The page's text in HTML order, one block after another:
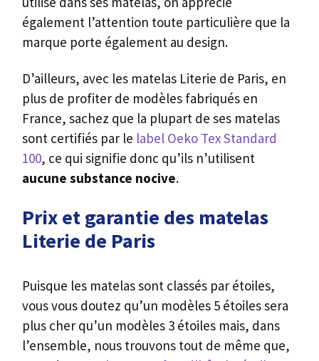
également l’attention toute particulière que la
marque porte également au design.
D’ailleurs, avec les matelas Literie de Paris, en
plus de profiter de modèles fabriqués en
France, sachez que la plupart de ses matelas
sont certifiés par le label Oeko Tex Standard
100, ce qui signifie donc qu’ils n’utilisent
aucune substance nocive.
Prix et garantie des matelas
Literie de Paris
Puisque les matelas sont classés par étoiles,
vous vous doutez qu’un modèles 5 étoiles sera
plus cher qu’un modèles 3 étoiles mais, dans
l’ensemble, nous trouvons tout de même que,